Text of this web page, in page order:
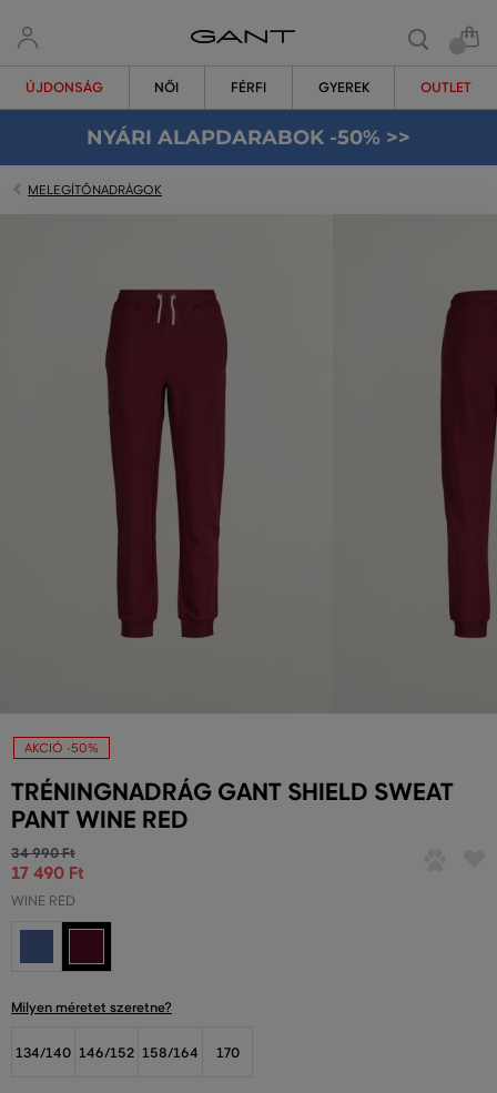
ÚJDONSÁG NŐI FÉRFI GYEREK OUTLET
NYÁRI ALAPDARABOK -50% >>
MELEGÍTŐNADRÁGOK
AKCIÓ -50%
TRÉNINGNADRÁG GANT SHIELD SWEAT
PANT WINE RED
34 990 Ft
17 490 Ft
WINE RED
Milyen méretet szeretne?
134/140 146/152 158/164 170